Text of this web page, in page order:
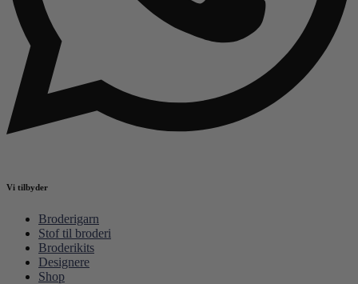
Vi tilbyder
Broderigarn
Stof til broderi
Broderikits
Designere
Shop